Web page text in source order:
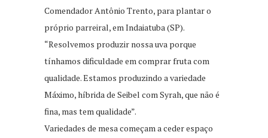
Comendador Antônio Trento, para plantar o
próprio parreiral, em Indaiatuba (SP).
“Resolvemos produzir nossa uva porque
tínhamos dificuldade em comprar fruta com
qualidade. Estamos produzindo a variedade
Máximo, híbrida de Seibel com Syrah, que não é
fina, mas tem qualidade”.
Variedades de mesa começam a ceder espaço